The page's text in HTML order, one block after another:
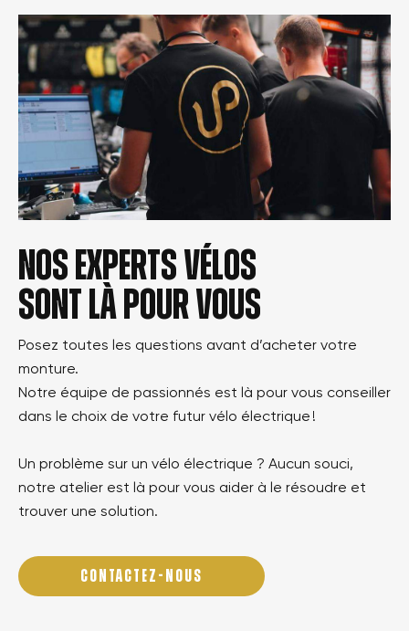
Nos experts vélos
sont là pour vous
Posez toutes les questions avant d’acheter votre
monture.
Notre équipe de passionnés est là pour vous conseiller
dans le choix de votre futur vélo électrique !
Un problème sur un vélo électrique ? Aucun souci,
notre atelier est là pour vous aider à le résoudre et
trouver une solution.
CONTACTEZ-NOUS